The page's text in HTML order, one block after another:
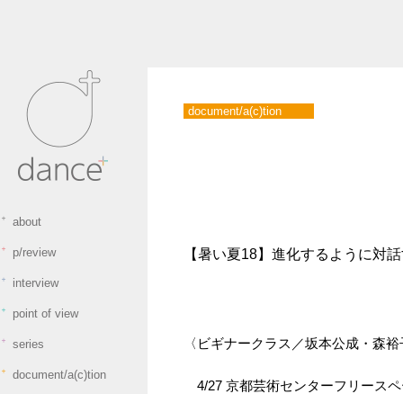
＋ about
＋ p/review
＋ interview
＋ point of view
＋ series
＋ document/a(c)tion
document/a(c)tion
【暑い夏18】進化するように
〈ビギナークラス／坂本公成・森
4/27 京都芸術センターフリース